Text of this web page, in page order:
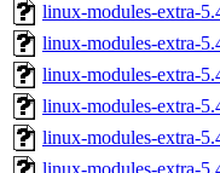
linux-modules-extra-
linux-modules-extra-
linux-modules-extra-
linux-modules-extra-
linux-modules-extra-